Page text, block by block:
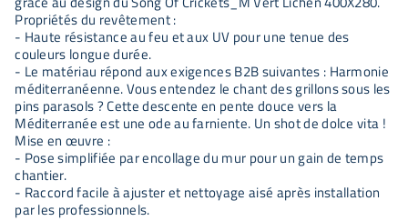
Propriétés du revêtement :
- Haute résistance au feu et aux UV pour une tenue des
couleurs longue durée.
- Le matériau répond aux exigences B2B suivantes : Harmonie
méditerranéenne. Vous entendez le chant des grillons sous les
pins parasols ? Cette descente en pente douce vers la
Méditerranée est une ode au farniente. Un shot de dolce vita !
Mise en œuvre :
- Pose simplifiée par encollage du mur pour un gain de temps
chantier.
- Raccord facile à ajuster et nettoyage aisé après installation
par les professionnels.